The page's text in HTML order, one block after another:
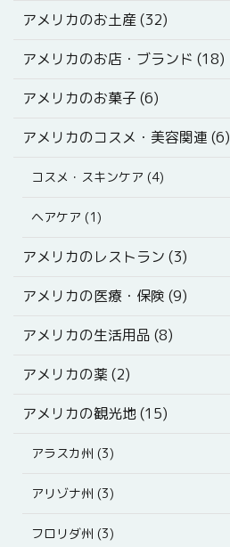
アメリカのお土産 (32)
アメリカのお店・ブランド (18)
アメリカのお菓子 (6)
アメリカのコスメ・美容関連 (6)
コスメ・スキンケア (4)
ヘアケア (1)
アメリカのレストラン (3)
アメリカの医療・保険 (9)
アメリカの生活用品 (8)
アメリカの薬 (2)
アメリカの観光地 (15)
アラスカ州 (3)
アリゾナ州 (3)
フロリダ州 (3)